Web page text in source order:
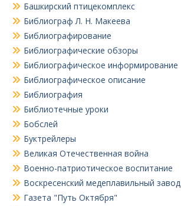
Башкирский птицекомплекс
Библиограф Л. Н. Макеева
Библиографирование
Библиографические обзоры
Библиографическое информирование
Библиографическое описание
Библиография
Библиотечные уроки
Бобслей
Буктрейлеры
Великая Отечественная война
Военно-патриотическое воспитание
Воскресенский медеплавильный завод
Газета "Путь Октября"